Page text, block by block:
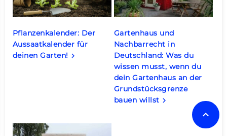
Pflanzenkalender: Der
Aussaatkalender für
deinen Garten! keyboard_arrow_right
Gartenhaus und
Nachbarrecht in
Deutschland: Was du
wissen musst, wenn du
dein Gartenhaus an der
Grundstücksgrenze
bauen willst keyboard_arrow_right
keyboard_arrow_up